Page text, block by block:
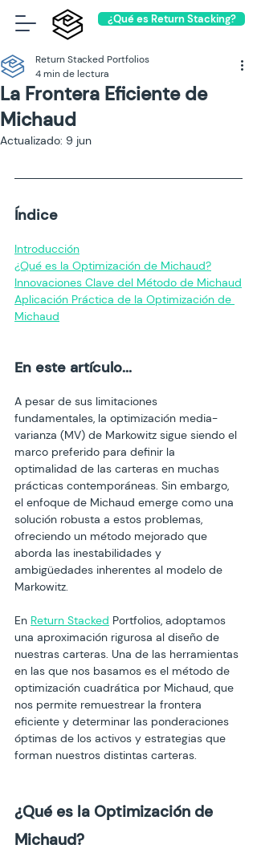
¿Qué es Return Stacking?
La Frontera Eficiente de
Michaud
Return Stacked Portfolios
4 min de lectura
Actualizado: 9 jun
Índice
Introducción
¿Qué es la Optimización de Michaud?
Innovaciones Clave del Método de Michaud
Aplicación Práctica de la Optimización de
Michaud
En este artículo...
A pesar de sus limitaciones
fundamentales, la optimización media-
varianza (MV) de Markowitz sigue siendo el
marco preferido para definir la
optimalidad de las carteras en muchas
prácticas contemporáneas. Sin embargo,
el enfoque de Michaud emerge como una
solución robusta a estos problemas,
ofreciendo un método mejorado que
aborda las inestabilidades y
ambigüedades inherentes al modelo de
Markowitz.
En Return Stacked Portfolios, adoptamos
una aproximación rigurosa al diseño de
nuestras carteras. Una de las herramientas
en las que nos basamos es el método de
optimización cuadrática por Michaud, que
nos permite remuestrear la frontera
eficiente y determinar las ponderaciones
óptimas de los activos y estrategias que
forman nuestros distintas carteras.
¿Qué es la Optimización de
Michaud?